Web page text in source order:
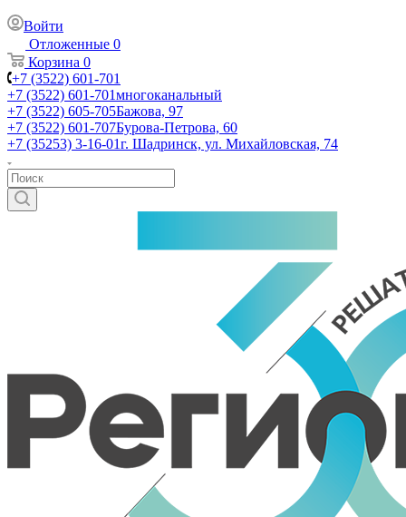
Войти
Отложенные 0
Корзина 0
+7 (3522) 601-701
+7 (3522) 601-701многоканальный
+7 (3522) 605-705Бажова, 97
+7 (3522) 601-707Бурова-Петрова, 60
+7 (35253) 3-16-01г. Шадринск, ул. Михайловская, 74